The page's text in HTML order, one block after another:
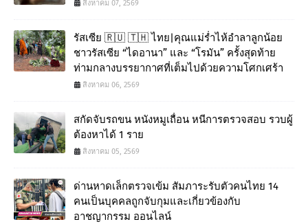
สิงหาคม 07, 2569
รัสเซีย 🇷🇺 🇹🇭 ไทย|คุณแม่ร่ำไห้อำลาลูกน้อย
ชาวรัสเซีย “ไดอานา” และ “โรมัน” ครั้งสุดท้าย
ท่ามกลางบรรยากาศที่เต็มไปด้วยความโศกเศร้า
สิงหาคม 06, 2569
สกัดจับรถขน หนังหมูเถื่อน หนีการตรวจสอบ รวบผู้
ต้องหาได้ 1 ราย
สิงหาคม 05, 2569
ด่านหาดเล็กตรวจเข้ม สัมภาระรับตัวคนไทย 14
คนเป็นบุคคลถูกจับกุมและเกี่ยวข้องกับ
อาชญากรรม ออนไลน์